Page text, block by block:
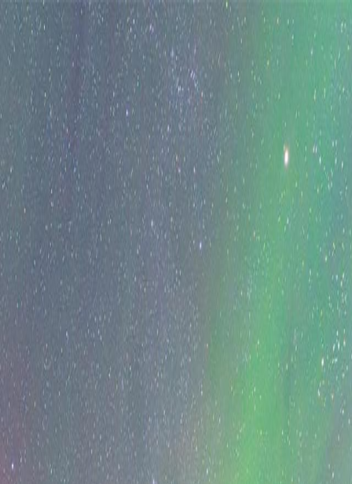
Sånn fungerer det
Om oss
Kontakt oss
Historier
Last ned appen
Sånn fungerer det
Spenn er fleksible poeng du tjener ved å handle hos en rekke
ledende merkevarer i Norden. Tjen, bruk og samle alle dine poeng –
alt i én app.
Last ned appen
TJEN